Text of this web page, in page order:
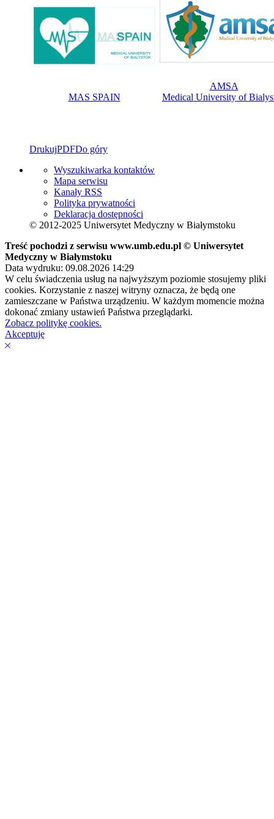
MAS SPAIN
AMSA
Medical University of
DrukujPDFDo góry
Wyszukiwarka kontaktów
Mapa serwisu
Kanały RSS
Polityka prywatności
Deklaracja dostępności
© 2012-2025 Uniwersytet Medyczny w Białymstoku
Treść pochodzi z serwisu www.umb.edu.pl © Uniwersytet
Medyczny w Białymstoku
Data wydruku: 09.08.2026 14:29
W celu świadczenia usług na najwyższym poziomie stosujemy pliki
cookies. Korzystanie z naszej witryny oznacza, że będą one
zamieszczane w Państwa urządzeniu. W każdym momencie można
dokonać zmiany ustawień Państwa przeglądarki.
Zobacz politykę cookies.
Akceptuję